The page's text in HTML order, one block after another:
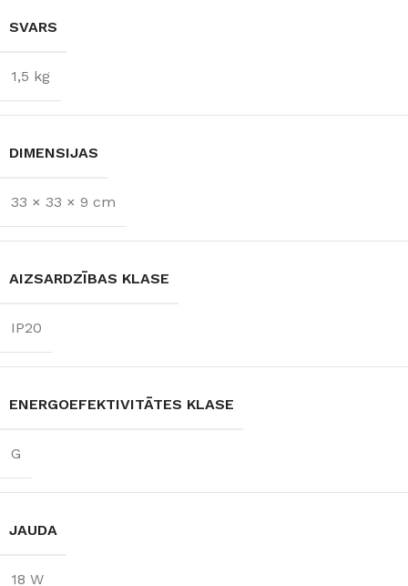
SVARS
1,5 kg
DIMENSIJAS
33 × 33 × 9 cm
AIZSARDZĪBAS KLASE
IP20
ENERGOEFEKTIVITĀTES KLASE
G
JAUDA
18 W